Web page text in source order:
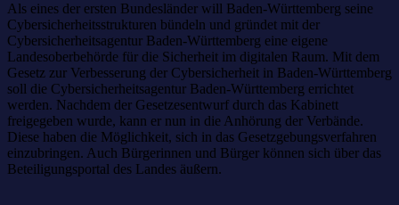
Als eines der ersten Bundesländer will Baden-Württemberg seine
Cybersicherheitsstrukturen bündeln und gründet mit der
Cybersicherheitsagentur Baden-Württemberg eine eigene
Landesoberbehörde für die Sicherheit im digitalen Raum. Mit dem
Gesetz zur Verbesserung der Cybersicherheit in Baden-Württemberg
soll die Cybersicherheitsagentur Baden-Württemberg errichtet
werden. Nachdem der Gesetzesentwurf durch das Kabinett
freigegeben wurde, kann er nun in die Anhörung der Verbände.
Diese haben die Möglichkeit, sich in das Gesetzgebungsverfahren
einzubringen. Auch Bürgerinnen und Bürger können sich über das
Beteiligungsportal des Landes äußern.